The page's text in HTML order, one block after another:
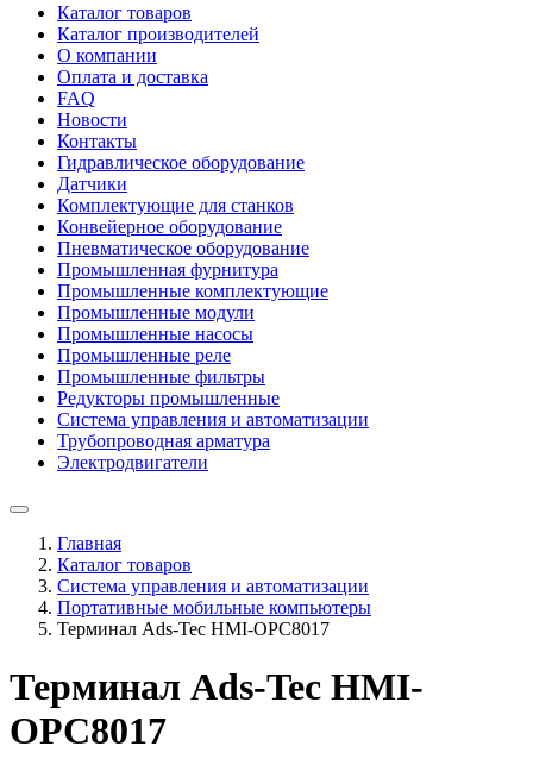
Каталог товаров
Каталог производителей
О компании
Оплата и доставка
FAQ
Новости
Контакты
Гидравлическое оборудование
Датчики
Комплектующие для станков
Конвейерное оборудование
Пневматическое оборудование
Промышленная фурнитура
Промышленные комплектующие
Промышленные модули
Промышленные насосы
Промышленные реле
Промышленные фильтры
Редукторы промышленные
Система управления и автоматизации
Трубопроводная арматура
Электродвигатели
Главная
Каталог товаров
Система управления и автоматизации
Портативные мобильные компьютеры
Терминал Ads-Tec HMI-OPC8017
Терминал Ads-Tec HMI-
OPC8017